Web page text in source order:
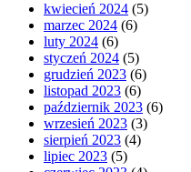
kwiecień 2024 (5)
marzec 2024 (6)
luty 2024 (6)
styczeń 2024 (5)
grudzień 2023 (6)
listopad 2023 (6)
październik 2023 (6)
wrzesień 2023 (3)
sierpień 2023 (4)
lipiec 2023 (5)